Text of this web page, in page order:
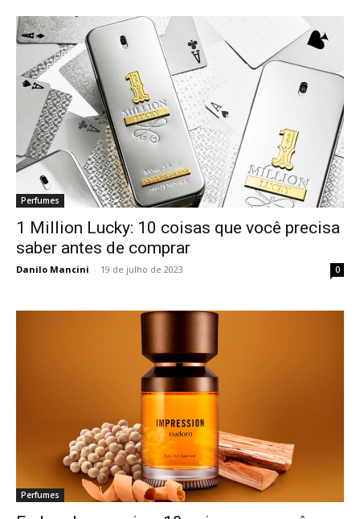
Perfumes
1 Million Lucky: 10 coisas que você precisa
saber antes de comprar
Danilo Mancini - 19 de julho de 2023 0
Perfumes